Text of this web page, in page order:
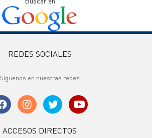
REDES SOCIALES
Síguenos en nuestras redes
ACCESOS DIRECTOS